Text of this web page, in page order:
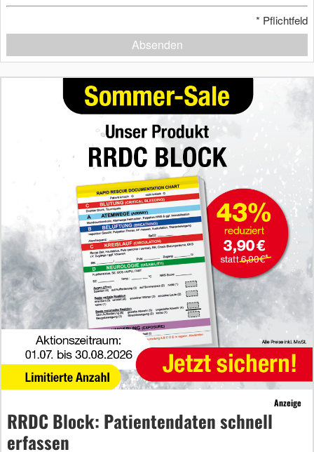
* Pflichtfeld
Absenden
Anzeige
RRDC Block: Patientendaten schnell
erfassen